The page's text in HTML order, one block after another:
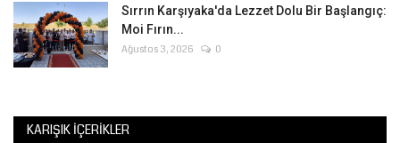
Sırrın Karşıyaka'da Lezzet Dolu Bir Başlangıç:
Moi Fırın...
Ağustos 3, 2026 0
KARIŞIK İÇERIKLER